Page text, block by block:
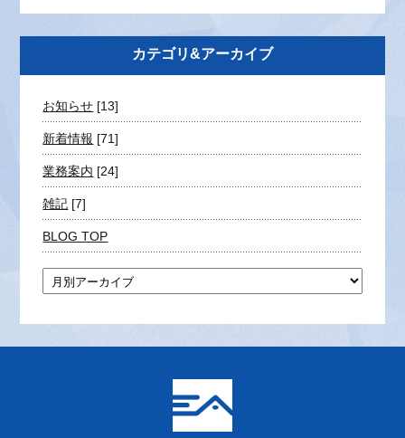
カテゴリ&アーカイブ
お知らせ [13]
新着情報 [71]
業務案内 [24]
雑記 [7]
BLOG TOP